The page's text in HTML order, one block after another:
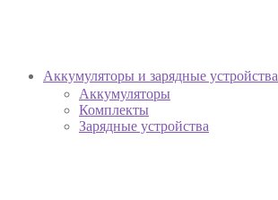
Аккумуляторы и зарядные устройства
Аккумуляторы
Комплекты
Зарядные устройства